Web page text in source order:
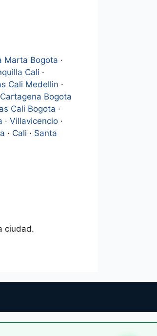
Marta Bogota ·
Cali ·
Cali Medellin ·
Bogota
Cali Bogota ·
· Villavicencio ·
· Cali · Santa
ciudad.